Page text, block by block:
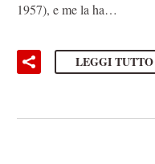
1957), e me la ha…
LEGGI TUTTO